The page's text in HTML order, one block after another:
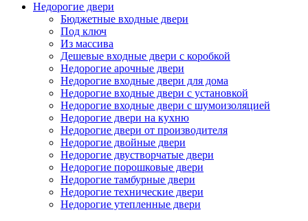
Недорогие двери
Бюджетные входные двери
Под ключ
Из массива
Дешевые входные двери с коробкой
Недорогие арочные двери
Недорогие входные двери для дома
Недорогие входные двери с установкой
Недорогие входные двери с шумоизоляцией
Недорогие двери на кухню
Недорогие двери от производителя
Недорогие двойные двери
Недорогие двустворчатые двери
Недорогие порошковые двери
Недорогие тамбурные двери
Недорогие технические двери
Недорогие утепленные двери